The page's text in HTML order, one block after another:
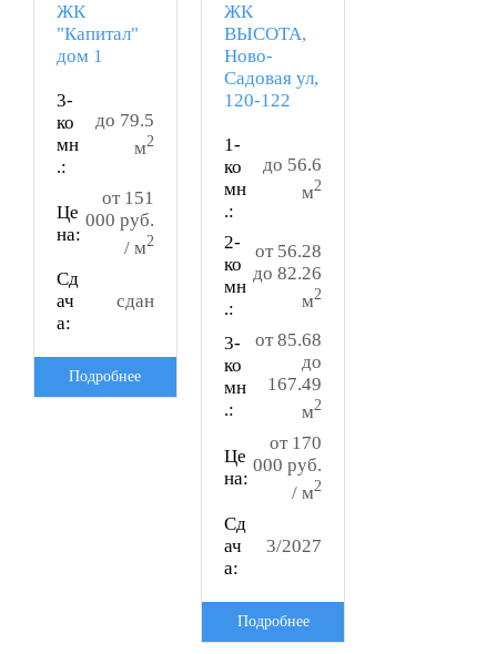
ЖК
"Капитал"
дом 1
3-
ко
мн
.:
до 79.5
м2
Це
на:
от 151
000 руб.
/ м2
Сд
ач
а:
сдан
Подробнее
ЖК
ВЫСОТА,
Ново-
Садовая ул,
120-122
1-
ко
мн
.:
до 56.6
м2
2-
ко
мн
.:
от 56.28
до 82.26
м2
3-
ко
мн
.:
от 85.68
до
167.49
м2
Це
на:
от 170
000 руб.
/ м2
Сд
ач
а:
3/2027
Подробнее